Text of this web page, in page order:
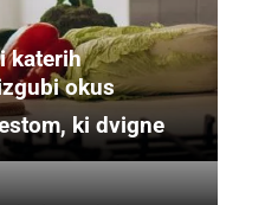
katerih
okus
ki dvigne